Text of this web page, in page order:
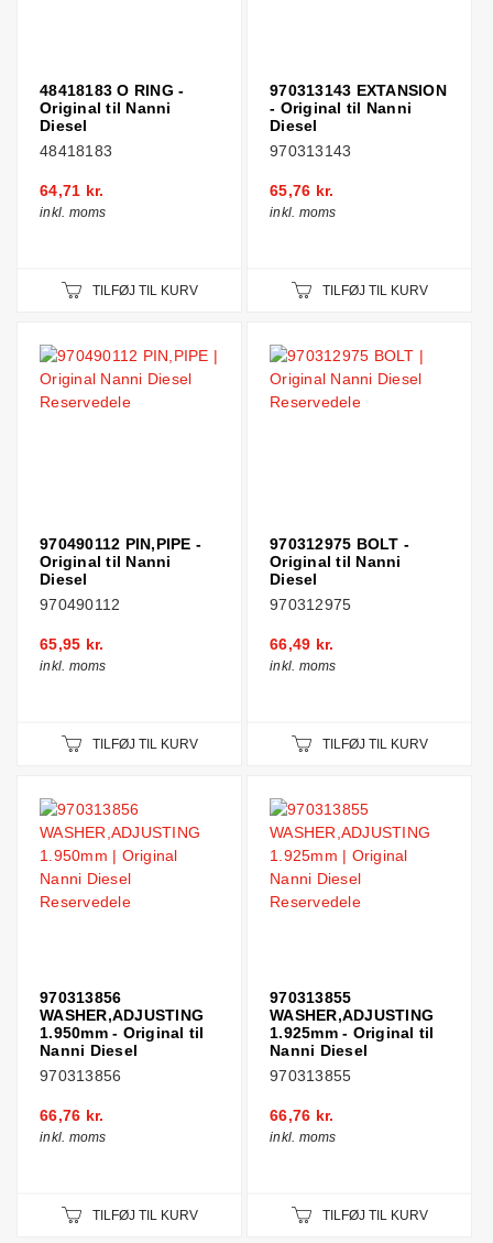
48418183 O RING -
Original til Nanni
Diesel
48418183
64,71 kr.
inkl. moms
TILFØJ TIL KURV
970313143 EXTANSION
- Original til Nanni
Diesel
970313143
65,76 kr.
inkl. moms
TILFØJ TIL KURV
970490112 PIN,PIPE -
Original til Nanni
Diesel
970490112
65,95 kr.
inkl. moms
TILFØJ TIL KURV
970312975 BOLT -
Original til Nanni
Diesel
970312975
66,49 kr.
inkl. moms
TILFØJ TIL KURV
970313856
WASHER,ADJUSTING
1.950mm - Original til
Nanni Diesel
970313856
66,76 kr.
inkl. moms
TILFØJ TIL KURV
970313855
WASHER,ADJUSTING
1.925mm - Original til
Nanni Diesel
970313855
66,76 kr.
inkl. moms
TILFØJ TIL KURV